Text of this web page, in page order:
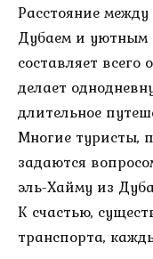
Расстояние
Дубаем и уютным
составляет
делает
длительное
Многие туристы,
задаются
эль-Хайму из
К счастью,
транспорта,